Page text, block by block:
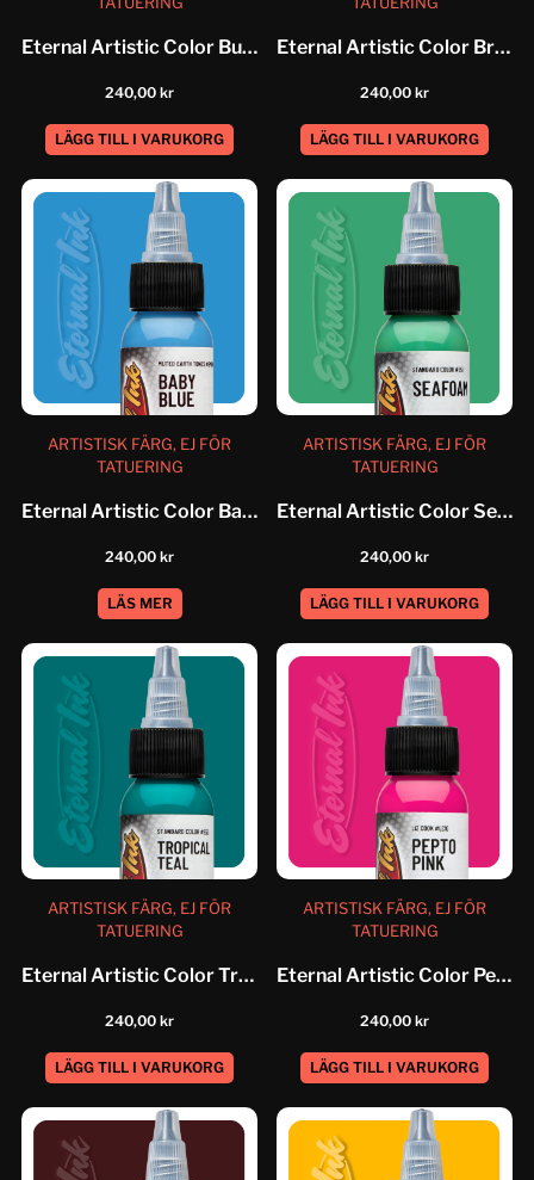
Eternal Artistic Color Bumble Bee
240,00 kr
LÄGG TILL I VARUKORG
Eternal Artistic Color Bright Orange
240,00 kr
LÄGG TILL I VARUKORG
ARTISTISK FÄRG, EJ FÖR
TATUERING
Eternal Artistic Color Baby Blue
240,00 kr
LÄS MER
ARTISTISK FÄRG, EJ FÖR
TATUERING
Eternal Artistic Color Seafoam
240,00 kr
LÄGG TILL I VARUKORG
ARTISTISK FÄRG, EJ FÖR
TATUERING
Eternal Artistic Color Tropical Teal
240,00 kr
LÄGG TILL I VARUKORG
ARTISTISK FÄRG, EJ FÖR
TATUERING
Eternal Artistic Color Pepto Pink
240,00 kr
LÄGG TILL I VARUKORG